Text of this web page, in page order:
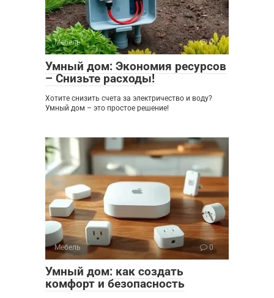
Мебель 0
Умный дом: Экономия ресурсов
– Снизьте расходы!
Хотите снизить счета за электричество и воду?
Умный дом – это простое решение!
Мебель 0
Умный дом: как создать
комфорт и безопасность